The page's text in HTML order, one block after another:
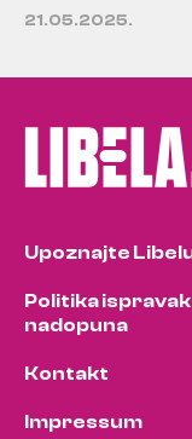
21.05.2025.
Upoznajte
Politika
nadopuna
Kontakt
Impressum